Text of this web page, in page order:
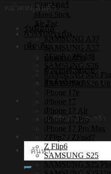
อแดปเตอร์
Mono Stick
Air Tag
การรับประกัน
เพิ่มเติม
บทความ/รีวิว
ตัวแทนจำหน่าย
สินค้าทั้งหมด
ไม่มีสินค้าในตะกร้า
ค้นหา:
iPhone17
iPhone16
iPhone15
หมวดหมู่สินค้า
รุ่นมือถือ
SAMSUNG A37
SAMSUNG A57
ZFlip8 / ZFold8
SAMSUNG S26
SAMSUNG S26
SAMSUNG S26
iPhone 17e
iPhone 17
iPhone 17 Air
iPhone 17 Pro
iPhone 17 Pro Max
ZFlip7 / ZFold7
Z Flip6
SAMSUNG S25
SAMSUNG S25